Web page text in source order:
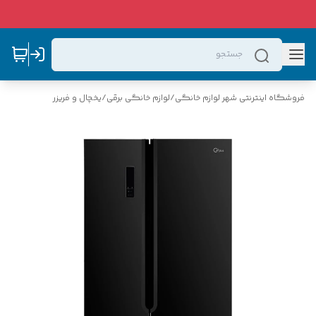
فروشگاه اینترنتی شهر لوازم خانگی/لوازم خانگی برقی/یخچال و فریزر